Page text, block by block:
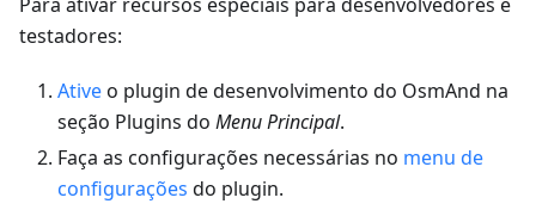
testadores:
Ativeo plugin de desenvolvimento do OsmAnd na
seção Plugins do Menu Principal.
Faça as configurações necessárias no menu de
configurações do plugin.